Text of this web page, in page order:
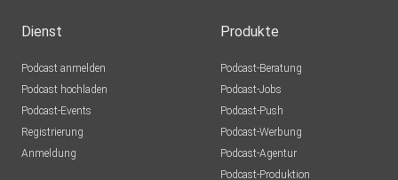
Dienst
Podcast anmelden
Podcast hochladen
Podcast-Events
Registrierung
Anmeldung
Produkte
Podcast-Beratung
Podcast-Jobs
Podcast-Push
Podcast-Werbung
Podcast-Agentur
Podcast-Produktion